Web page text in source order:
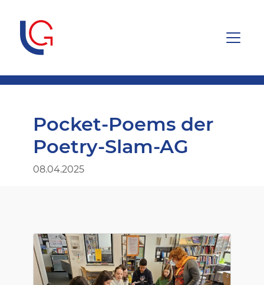
Pocket-Poems der
Poetry-Slam-AG
08.04.2025